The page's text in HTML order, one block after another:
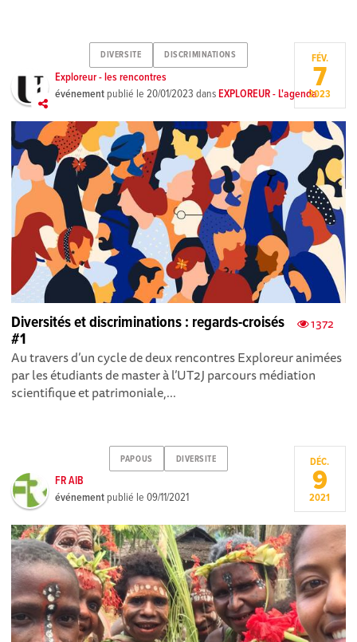
DIVERSITE DISCRIMINATIONS
Exploreur - les rencontres
événement publié le20/01/2023 dansEXPLOREUR - L'agenda
FÉV.
7
2023
1372
Diversités et discriminations : regards-croisés
#1
Au travers d’un cycle de deux rencontres Exploreur animées
par les étudiants de master à l’UT2J parcours médiation
scientifique et patrimoniale,...
PAPOUS DIVERSITE
FR AIB
événement publié le09/11/2021
DÉC.
9
2021